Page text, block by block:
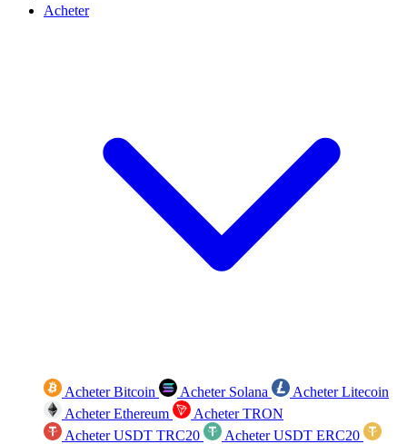
Acheter
Acheter Bitcoin Acheter Solana
Acheter Litecoin
Acheter Ethereum
Acheter TRON
Acheter USDT TRC20
Acheter USDT ERC20